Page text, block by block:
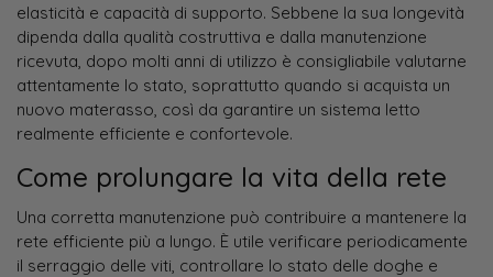
elasticità e capacità di supporto. Sebbene la sua longevità
dipenda dalla qualità costruttiva e dalla manutenzione
ricevuta, dopo molti anni di utilizzo è consigliabile valutarne
attentamente lo stato, soprattutto quando si acquista un
nuovo materasso, così da garantire un sistema letto
realmente efficiente e confortevole.
Come prolungare la vita della rete
Una corretta manutenzione può contribuire a mantenere la
rete efficiente più a lungo. È utile verificare periodicamente
il serraggio delle viti, controllare lo stato delle doghe e